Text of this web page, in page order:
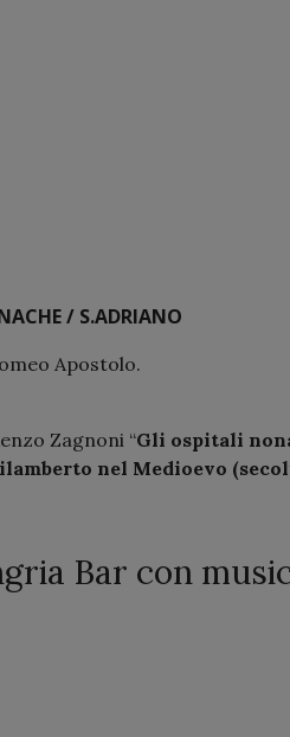
/ S.ADRIANO
Apostolo.
Zagnoni “Gli ospitali
nel Medioevo
Bar con